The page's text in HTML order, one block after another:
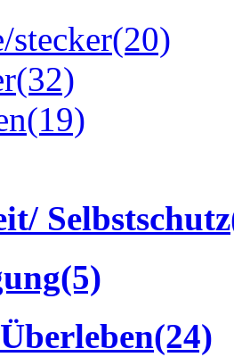
stecker(20)
(32)
(19)
Selbstschutz
(5)
(24)